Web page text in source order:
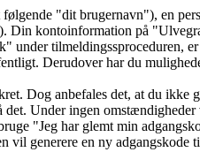
"dit brugernavn"), en
Din kontoinformation på
under
Derudover har du
Dog anbefales det, at du
Under ingen
"Jeg har glemt min
vil generere en ny adgangskode